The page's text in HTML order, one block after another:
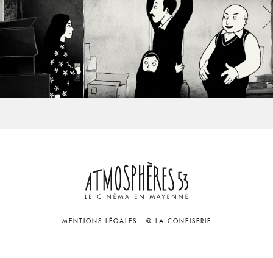
MENTIONS LÉGALES - © LA CONFISERIE